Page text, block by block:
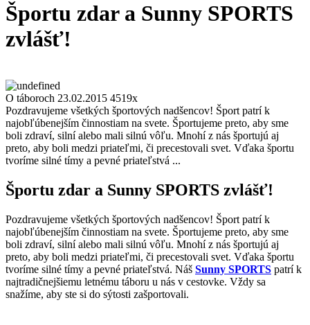
Športu zdar a Sunny SPORTS
zvlášť!
O táboroch 23.02.2015 4519x
Pozdravujeme všetkých športových nadšencov! Šport patrí k
najobľúbenejším činnostiam na svete. Športujeme preto, aby sme
boli zdraví, silní alebo mali silnú vôľu. Mnohí z nás športujú aj
preto, aby boli medzi priateľmi, či precestovali svet. Vďaka športu
tvoríme silné tímy a pevné priateľstvá ...
Športu zdar a Sunny SPORTS zvlášť!
Pozdravujeme všetkých športových nadšencov! Šport patrí k
najobľúbenejším činnostiam na svete. Športujeme preto, aby sme
boli zdraví, silní alebo mali silnú vôľu. Mnohí z nás športujú aj
preto, aby boli medzi priateľmi, či precestovali svet. Vďaka športu
tvoríme silné tímy a pevné priateľstvá. Náš Sunny SPORTS patrí k
najtradičnejšiemu letnému táboru u nás v cestovke. Vždy sa
snažíme, aby ste si do sýtosti zašportovali.